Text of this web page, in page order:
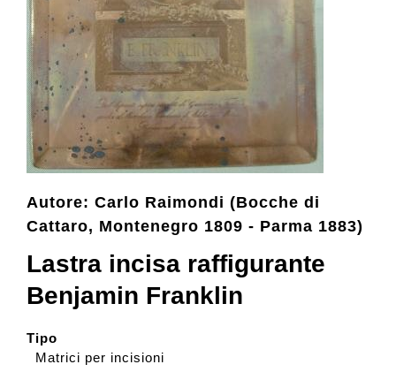
Collezione
Contatti e biglietti
Accessibilità
Dona
English
Autore: Carlo Raimondi (Bocche di
Cattaro, Montenegro 1809 - Parma 1883)
Lastra incisa raffigurante
Benjamin Franklin
Tipo
Matrici per incisioni